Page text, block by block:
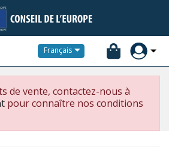
Français
de vente, contactez-nous à
pour connaître nos conditions